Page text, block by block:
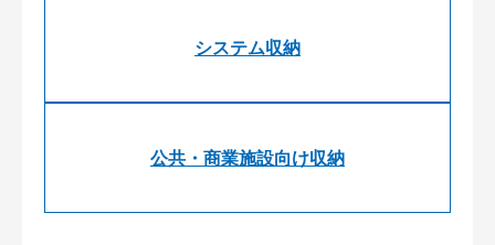
システム収納
公共・商業施設向け収納